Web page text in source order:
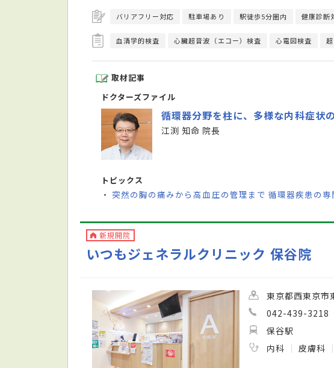
バリアフリー対応 駐車場あり 駅徒歩5分圏内 健康診断
血清学的検査 心臓超音波（エコー）検査 心電図検査
取材記事
ドクターズファイル
循環器分野を柱に、多様な内科症状
江渕 知命 院長
トピックス
・ 突然の胸の痛みから高血圧の管理まで 循環器疾患の専
新規開院
いつもジェネラルクリニック 保谷院
東京都西東京
042-439-3218
保谷駅
内科
皮膚科